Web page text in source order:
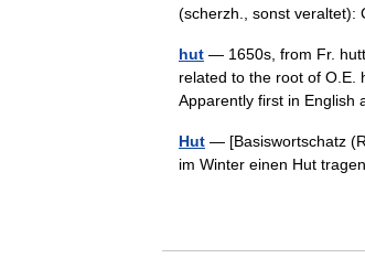
(scherzh., sonst
hut — 1650s, from Fr.
related to the root of O.E.
Apparently first in
Hut — [Basiswortschatz
im Winter einen Hut